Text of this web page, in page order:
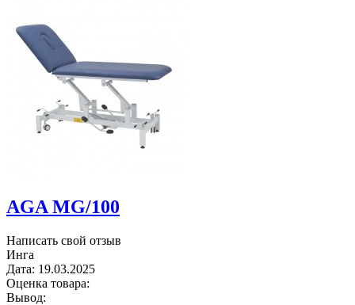
AGA MG/100
Написать свой отзыв
Инга
Дата: 19.03.2025
Оценка товара:
Вывод: